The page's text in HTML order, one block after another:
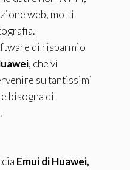
web, molti
di risparmio
, che vi
su tantissimi
bisogna di
Emui di Huawei,